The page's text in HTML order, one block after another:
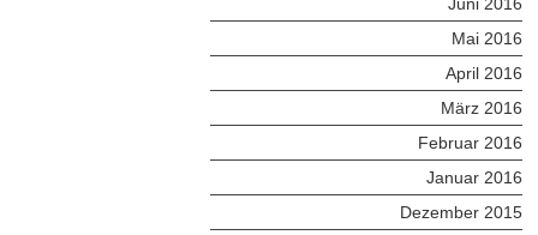
Mai 2016
April 2016
März 2016
Februar 2016
Januar 2016
Dezember 2015